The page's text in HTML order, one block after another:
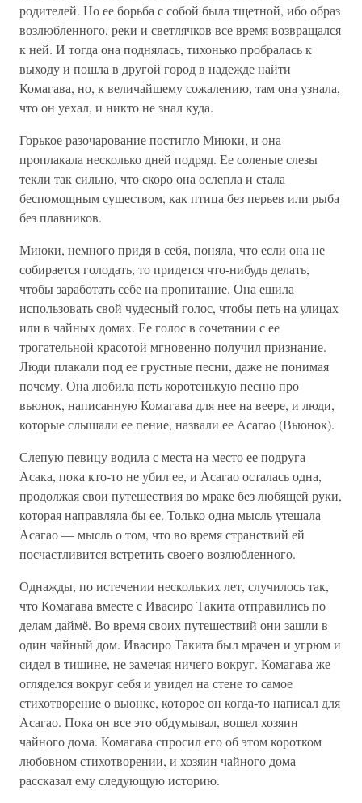
родителей. Но ее борьба с собой была тщетной, ибо образ
возлюбленного, реки и светлячков все время возвращался
к ней. И тогда она поднялась, тихонько пробралась к
выходу и пошла в другой город в надежде найти
Комагава, но, к величайшему сожалению, там она узнала,
что он уехал, и никто не знал куда.
Горькое разочарование постигло Миюки, и она
проплакала несколько дней подряд. Ее соленые слезы
текли так сильно, что скоро она ослепла и стала
беспомощным существом, как птица без перьев или рыба
без плавников.
Миюки, немного придя в себя, поняла, что если она не
собирается голодать, то придется что-нибудь делать,
чтобы заработать себе на пропитание. Она ешила
использовать свой чудесный голос, чтобы петь на улицах
или в чайных домах. Ее голос в сочетании с ее
трогательной красотой мгновенно получил признание.
Люди плакали под ее грустные песни, даже не понимая
почему. Она любила петь коротенькую песню про
вьюнок, написанную Комагава для нее на веере, и люди,
которые слышали ее пение, назвали ее Асагао (Вьюнок).
Слепую певицу водила с места на место ее подруга
Асака, пока кто-то не убил ее, и Асагао осталась одна,
продолжая свои путешествия во мраке без любящей руки,
которая направляла бы ее. Только одна мысль утешала
Асагао — мысль о том, что во время странствий ей
посчастливится встретить своего возлюбленного.
Однажды, по истечении нескольких лет, случилось так,
что Комагава вместе с Ивасиро Такита отправились по
делам даймё. Во время своих путешествий они зашли в
один чайный дом. Ивасиро Такита был мрачен и угрюм и
сидел в тишине, не замечая ничего вокруг. Комагава же
огляделся вокруг себя и увидел на стене то самое
стихотворение о вьюнке, которое он когда-то написал для
Асагао. Пока он все это обдумывал, вошел хозяин
чайного дома. Комагава спросил его об этом коротком
любовном стихотворении, и хозяин чайного дома
рассказал ему следующую историю.